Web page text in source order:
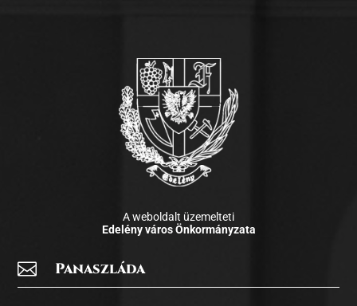
A weboldalt üzemelteti
Edelény város Önkormányzata
 Panaszláda